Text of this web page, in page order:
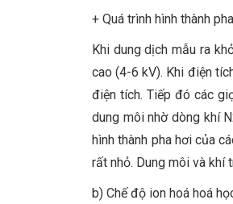
+ Quá trình hình thành
Khi dung dịch mẫu ra
cao (4-6 kV). Khi điện
điện tích. Tiếp đó các
dung môi nhờ dòng khí
hình thành pha hơi của
rất nhỏ. Dung môi và khí
b) Chế độ ion hoá hoá